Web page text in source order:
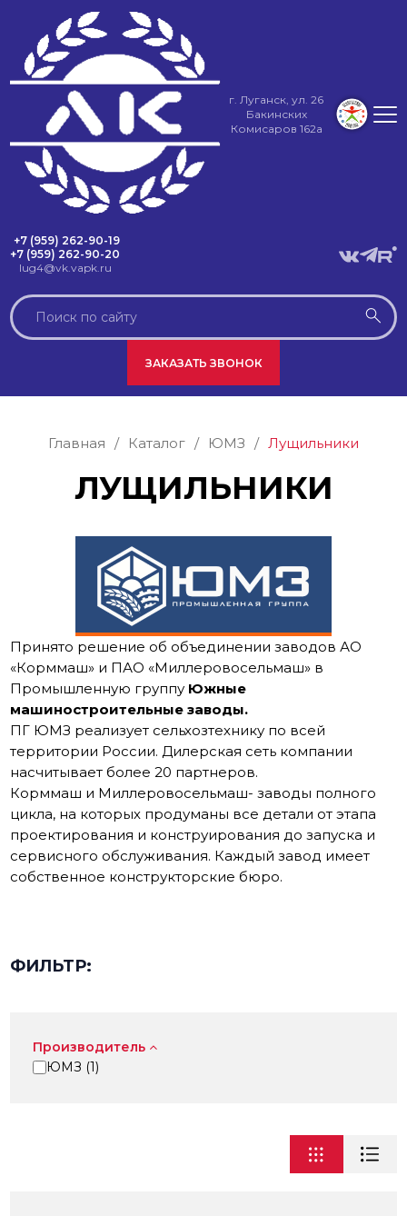
г. Луганск, ул. 26
Бакинских
Комисаров 162а
+7 (959) 262-90-19
+7 (959) 262-90-20
lug4@vk.vapk.ru
ЗАКАЗАТЬ ЗВОНОК
Главная / Каталог / ЮМЗ / Лущильники
ЛУЩИЛЬНИКИ
Принято решение об объединении заводов АО
«Корммаш» и ПАО «Миллеровосельмаш» в
Промышленную группу Южные
машиностроительные заводы.
ПГ ЮМЗ реализует сельхозтехнику по всей
территории России. Дилерская сеть компании
насчитывает более 20 партнеров.
Корммаш и Миллеровосельмаш- заводы полного
цикла, на которых продуманы все детали от этапа
проектирования и конструирования до запуска и
сервисного обслуживания. Каждый завод имеет
собственное конструкторские бюро.
ФИЛЬТР:
Производитель
ЮМЗ (1)